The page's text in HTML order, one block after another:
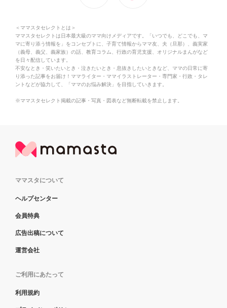
＜ママスタセレクトとは＞
ママスタセレクトは日本最大級のママ向けメディアです。「いつでも、どこでも、マ
マに寄り添う情報を」をコンセプトに、子育て情報からママ友、夫（旦那）、義実家
（義母、義父、義家族）の話、教育コラム、行政の育児支援、オリジナルまんがなど
を日々配信しています。
不安なとき・笑いたいとき・泣きたいとき・息抜きしたいときなど、ママの日常に寄
り添った記事をお届け！ママライター・ママイラストレーター・専門家・行政・タレ
ントなどが協力して、「ママのお悩み解決」を目指していきます。
※ママスタセレクト掲載の記事・写真・図表など無断転載を禁止します。
ママスタについて
ヘルプセンター
会員特典
広告出稿について
運営会社
ご利用にあたって
利用規約